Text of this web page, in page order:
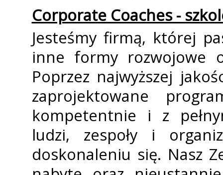
Corporate Coaches -
Jesteśmy firmą, której
inne formy rozwojowe
Poprzez najwyższej
zaprojektowane
kompetentnie i z
ludzi, zespoły i
doskonaleniu się. Nasz